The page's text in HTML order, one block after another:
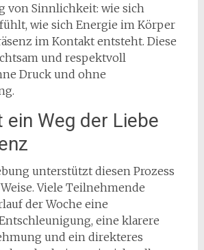
von Sinnlichkeit: wie sich
wie sich Energie im Körper
im Kontakt entsteht. Diese
und respektvoll
Druck und ohne
ein Weg der Liebe
unterstützt diesen Prozess
Viele Teilnehmende
der Woche eine
eine klarere
und ein direkteres